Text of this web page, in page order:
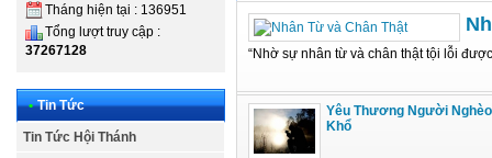
Tháng hiện tại : 136951
Tổng lượt truy cập :
37267128
• Tin Tức
Tin Tức Hội Thánh
“Nhờ sự nhân từ và chân thật tội lỗi
Yêu Thương Người Nghèo
Khổ